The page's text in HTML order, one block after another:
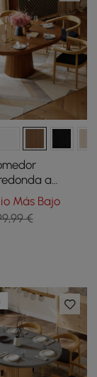
a
140 cm de
Japandi -
Más Bajo
€